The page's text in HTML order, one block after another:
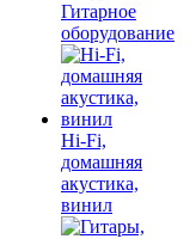
Гитарное
оборудование
Hi-Fi,
домашняя
акустика,
винил